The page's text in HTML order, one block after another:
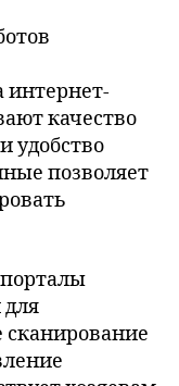
интернет-
качество
удобство
позволяет
сканирование